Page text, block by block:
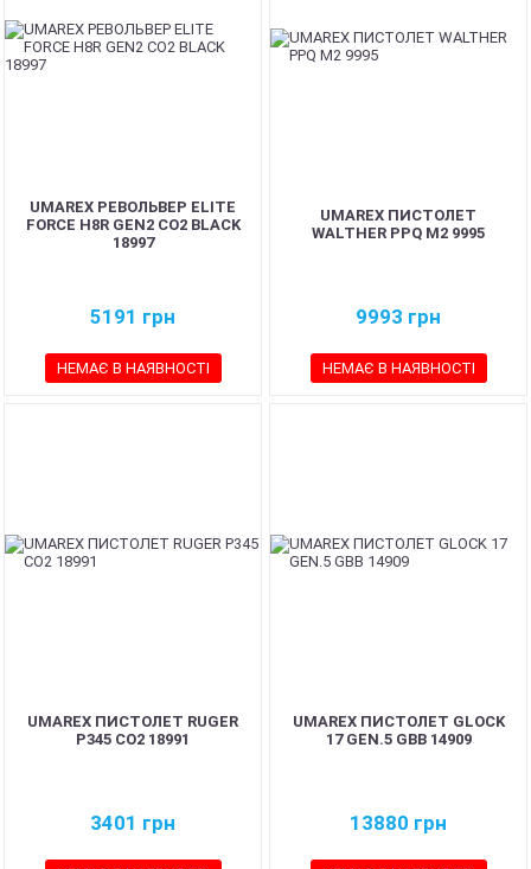
UMAREX РЕВОЛЬВЕР ELITE
FORCE H8R GEN2 CO2 BLACK
18997
5191 грн
НЕМАЄ В НАЯВНОСТІ
UMAREX ПИСТОЛЕТ
WALTHER PPQ M2 9995
9993 грн
НЕМАЄ В НАЯВНОСТІ
UMAREX ПИСТОЛЕТ RUGER
P345 CO2 18991
3401 грн
UMAREX ПИСТОЛЕТ GLOCK
17 GEN.5 GBB 14909
13880 грн